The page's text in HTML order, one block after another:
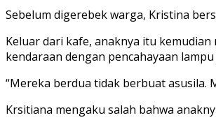
Sebelum digerebek warga, Kristina
Keluar dari kafe, anaknya itu
kendaraan dengan pencahayaan
“Mereka berdua tidak berbuat asusila.
Krsitiana mengaku salah bahwa